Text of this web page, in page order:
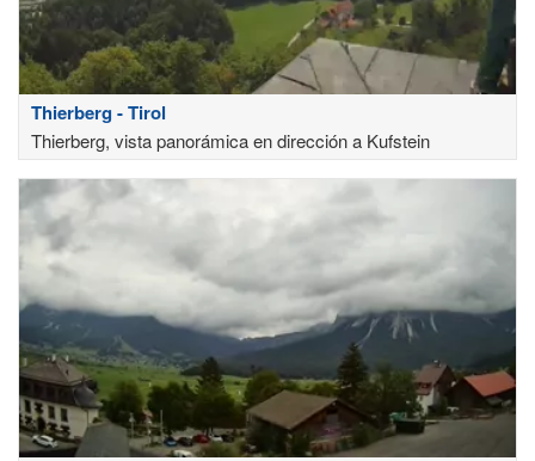
Thierberg - Tirol
Thierberg, vista panorámica en dirección a Kufstein